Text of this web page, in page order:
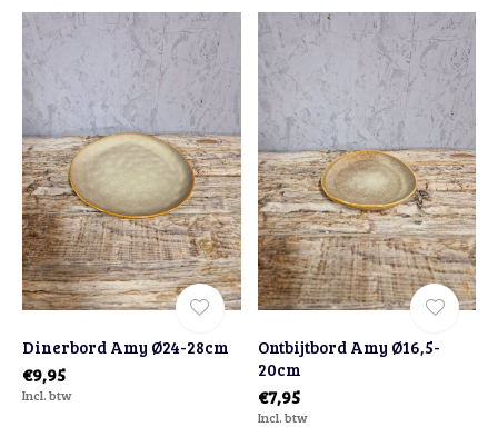
Dinerbord Amy Ø24-28cm
€9,95
Incl. btw
Ontbijtbord Amy Ø16,5-
20cm
€7,95
Incl. btw